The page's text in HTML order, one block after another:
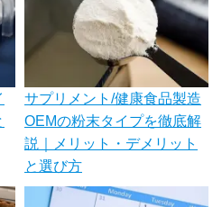
サプリメント/健康食品製造
OEMの粉末タイプを徹底解
説｜メリット・デメリット
と選び方